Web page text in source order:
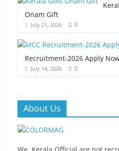
Onam Gift
July 21, 2026 0
Recruitment-2026 Apply
July 14, 2026 0
About Us